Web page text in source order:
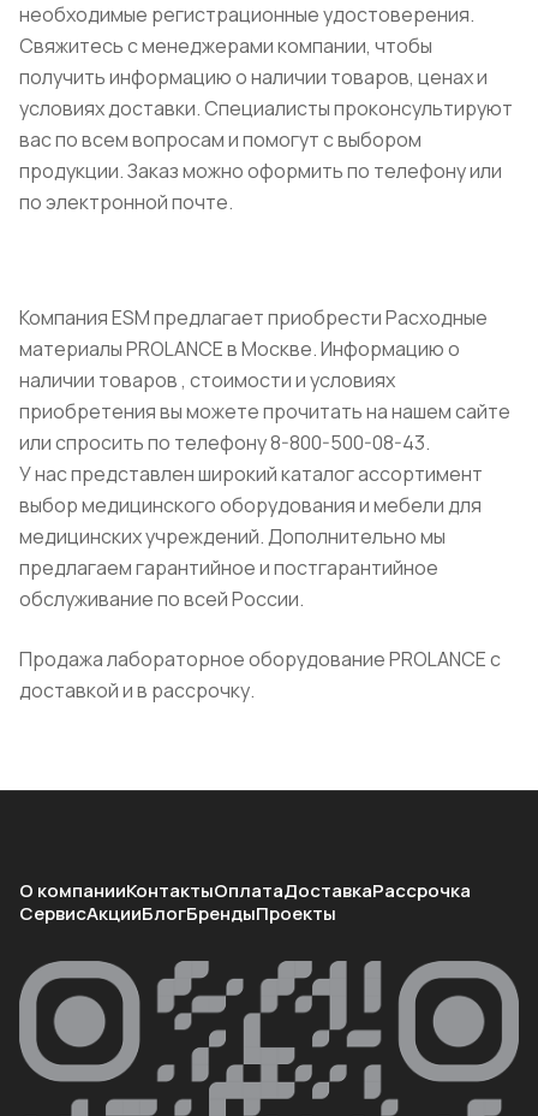
необходимые регистрационные удостоверения.
Свяжитесь с менеджерами компании, чтобы
получить информацию о наличии товаров, ценах и
условиях доставки. Специалисты проконсультируют
вас по всем вопросам и помогут с выбором
продукции. Заказ можно оформить по телефону или
по электронной почте.
Компания ESM предлагает приобрести Расходные
материалы PROLANCE в Москве. Информацию о
наличии товаров , стоимости и условиях
приобретения вы можете прочитать на нашем сайте
или спросить по телефону 8-800-500-08-43.
У нас представлен широкий каталог ассортимент
выбор медицинского оборудования и мебели для
медицинских учреждений. Дополнительно мы
предлагаем гарантийное и постгарантийное
обслуживание по всей России.
Продажа лабораторное оборудование PROLANCE с
доставкой и в рассрочку.
О компанииКонтактыОплатаДоставкаРассрочка
СервисАкцииБлогБрендыПроекты